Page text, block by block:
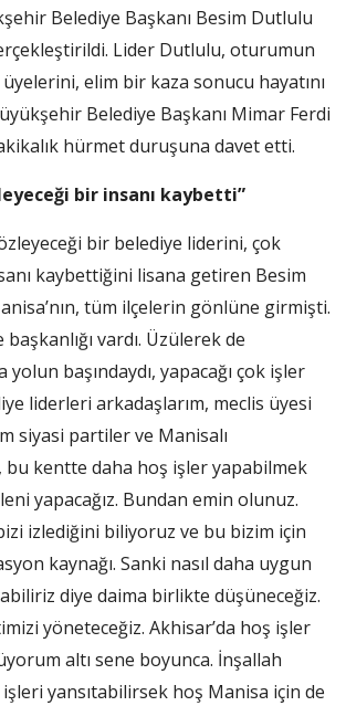
Belediye Başkanı Besim Dutlulu
Lider Dutlulu, oturumun
üyelerini, elim bir kaza sonucu hayatını
Belediye Başkanı Mimar Ferdi
hürmet duruşuna davet etti.
bir insanı kaybetti”
bir belediye liderini, çok
kaybettiğini lisana getiren Besim
tüm ilçelerin gönlüne girmişti.
vardı. Üzülerek de
başındaydı, yapacağı çok işler
liderleri arkadaşlarım, meclis üyesi
siyasi partiler ve Manisalı
kentte daha hoş işler yapabilmek
yapacağız. Bundan emin olunuz.
izlediğini biliyoruz ve bu bizim için
kaynağı. Sanki nasıl daha uygun
diye daima birlikte düşüneceğiz.
yöneteceğiz. Akhisar’da hoş işler
altı sene boyunca. İnşallah
işleri yansıtabilirsek hoş Manisa için de